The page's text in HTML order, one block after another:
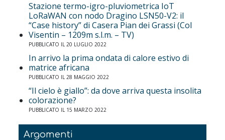
Stazione termo-igro-pluviometrica IoT
LoRaWAN con nodo Dragino LSN50-V2: il
“Case history” di Casera Pian dei Grassi (Col
Visentin – 1209m s.l.m. – TV)
PUBBLICATO IL 20 LUGLIO 2022
In arrivo la prima ondata di calore estivo di
matrice africana
PUBBLICATO IL 28 MAGGIO 2022
“Il cielo è giallo”: da dove arriva questa insolita
colorazione?
PUBBLICATO IL 15 MARZO 2022
Argomenti